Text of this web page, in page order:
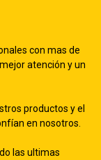
con mas de
atención y un
productos y el
en nosotros.
las ultimas